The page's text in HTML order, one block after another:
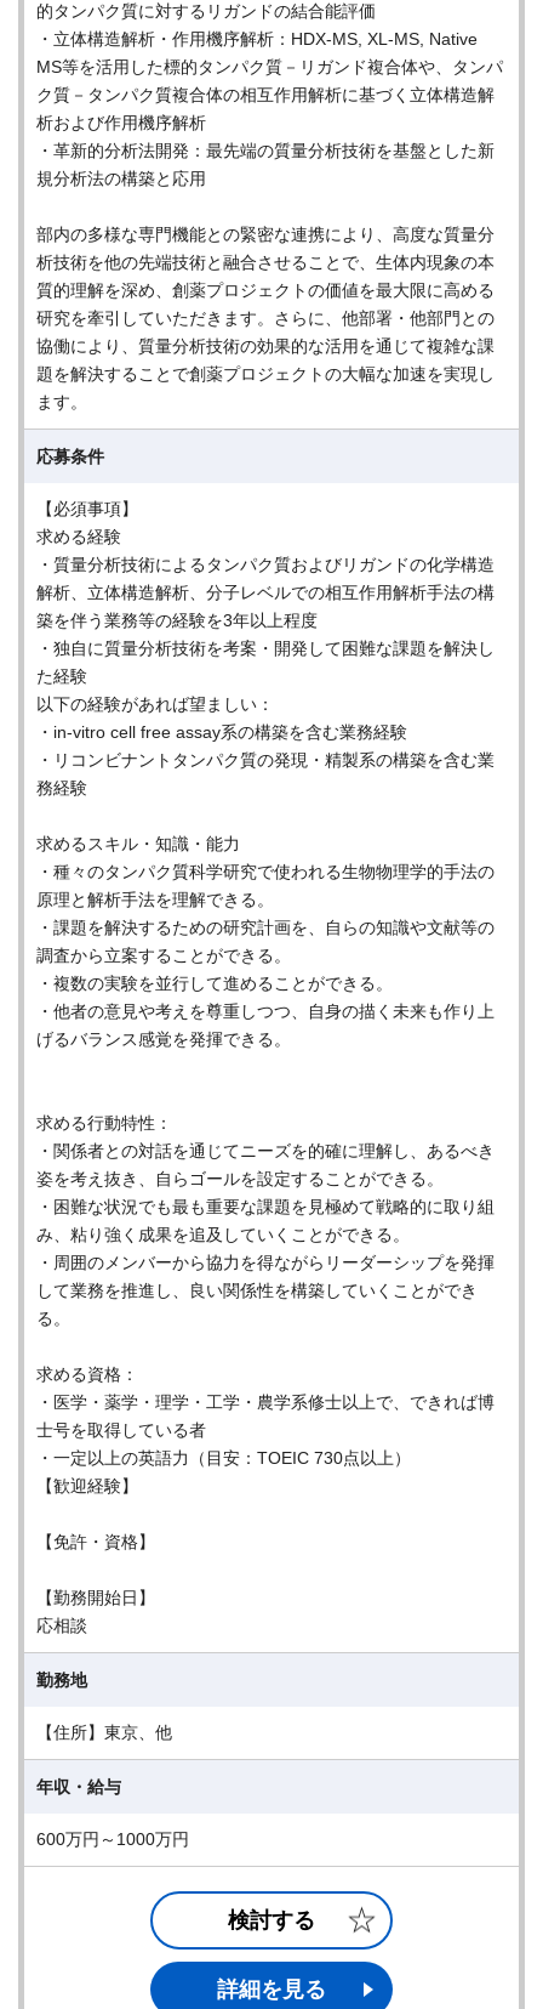
的タンパク質に対するリガンドの結合能評価
・立体構造解析・作用機序解析：HDX-MS, XL-MS, Native
MS等を活用した標的タンパク質－リガンド複合体や、タンパ
ク質－タンパク質複合体の相互作用解析に基づく立体構造解
析および作用機序解析
・革新的分析法開発：最先端の質量分析技術を基盤とした新
規分析法の構築と応用
部内の多様な専門機能との緊密な連携により、高度な質量分
析技術を他の先端技術と融合させることで、生体内現象の本
質的理解を深め、創薬プロジェクトの価値を最大限に高める
研究を牽引していただきます。さらに、他部署・他部門との
協働により、質量分析技術の効果的な活用を通じて複雑な課
題を解決することで創薬プロジェクトの大幅な加速を実現し
ます。
応募条件
【必須事項】
求める経験
・質量分析技術によるタンパク質およびリガンドの化学構造
解析、立体構造解析、分子レベルでの相互作用解析手法の構
築を伴う業務等の経験を3年以上程度
・独自に質量分析技術を考案・開発して困難な課題を解決し
た経験
以下の経験があれば望ましい：
・in-vitro cell free assay系の構築を含む業務経験
・リコンビナントタンパク質の発現・精製系の構築を含む業
務経験
求めるスキル・知識・能力
・種々のタンパク質科学研究で使われる生物物理学的手法の
原理と解析手法を理解できる。
・課題を解決するための研究計画を、自らの知識や文献等の
調査から立案することができる。
・複数の実験を並行して進めることができる。
・他者の意見や考えを尊重しつつ、自身の描く未来も作り上
げるバランス感覚を発揮できる。
求める行動特性：
・関係者との対話を通じてニーズを的確に理解し、あるべき
姿を考え抜き、自らゴールを設定することができる。
・困難な状況でも最も重要な課題を見極めて戦略的に取り組
み、粘り強く成果を追及していくことができる。
・周囲のメンバーから協力を得ながらリーダーシップを発揮
して業務を推進し、良い関係性を構築していくことができ
る。
求める資格：
・医学・薬学・理学・工学・農学系修士以上で、できれば博
士号を取得している者
・一定以上の英語力（目安：TOEIC 730点以上）
【歓迎経験】
【免許・資格】
【勤務開始日】
応相談
勤務地
【住所】東京、他
年収・給与
600万円～1000万円
検討する
詳細を見る